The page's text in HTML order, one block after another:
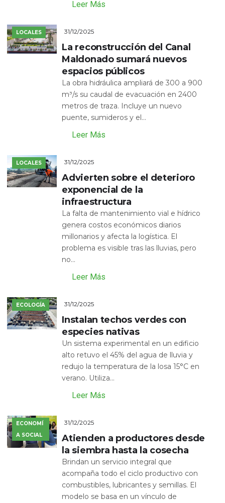
Leer Más
LOCALES 31/12/2025
La reconstrucción del Canal
Maldonado sumará nuevos
espacios públicos
La obra hidráulica ampliará de 300 a 900
m³/s su caudal de evacuación en 2400
metros de traza. Incluye un nuevo
puente, sumideros y el...
Leer Más
LOCALES 31/12/2025
Advierten sobre el deterioro
exponencial de la
infraestructura
La falta de mantenimiento vial e hídrico
genera costos económicos diarios
millonarios y afecta la logística. El
problema es visible tras las lluvias, pero
no...
Leer Más
ECOLOGÍA 31/12/2025
Instalan techos verdes con
especies nativas
Un sistema experimental en un edificio
alto retuvo el 45% del agua de lluvia y
redujo la temperatura de la losa 15°C en
verano. Utiliza...
Leer Más
ECONOMÍ
A SOCIAL
31/12/2025
Atienden a productores desde
la siembra hasta la cosecha
Brindan un servicio integral que
acompaña todo el ciclo productivo con
combustibles, lubricantes y semillas. El
modelo se basa en un vínculo de